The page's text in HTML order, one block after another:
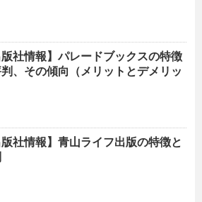
版社情報】パレードブックスの特徴
判、その傾向（メリットとデメリッ
版社情報】青山ライフ出版の特徴と